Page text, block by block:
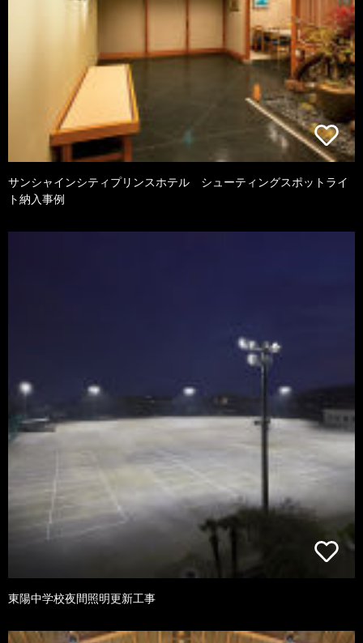
サンシャインシティプリンスホテル シューティングスポットライ
ト納入事例
東陽中学校夜間照明更新工事